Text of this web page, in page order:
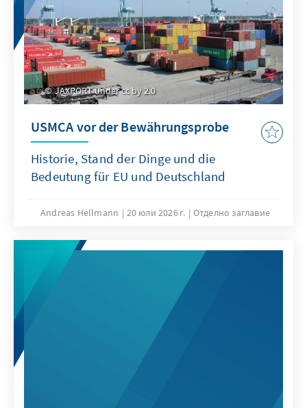
JAXPORT under cc by 2.0
USMCA vor der Bewährungsprobe
Historie, Stand der Dinge und die
Bedeutung für EU und Deutschland
Andreas Hellmann 20 юли 2026 г. Отделно заглавие